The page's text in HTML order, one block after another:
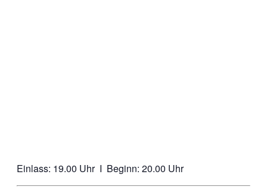
Einlass: 19.00 Uhr I Beginn: 20.00 Uhr